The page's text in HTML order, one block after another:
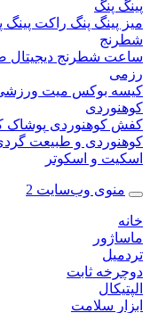
پنگ
پنگراکت پینگ پنگ
شطرنج دیجیتالصفحه
بوکسمیت ورزشی
کوهنوردیپوشاککیف
و طبیعت گردی
و اسکوتر
وب‌سایت 2
ثابت
سلامت